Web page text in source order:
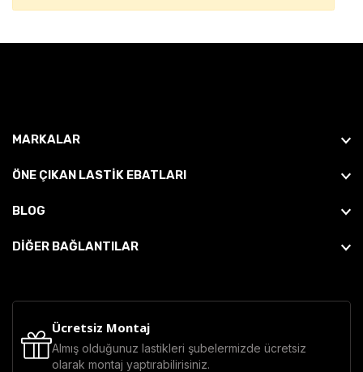
MARKALAR
ÖNE ÇIKAN LASTIK EBATLARI
BLOG
DİĞER BAĞLANTILAR
Ücretsiz Montaj
Almış olduğunuz lastikleri şubelermizde ücretsiz
olarak montaj yaptırabilirisiniz.